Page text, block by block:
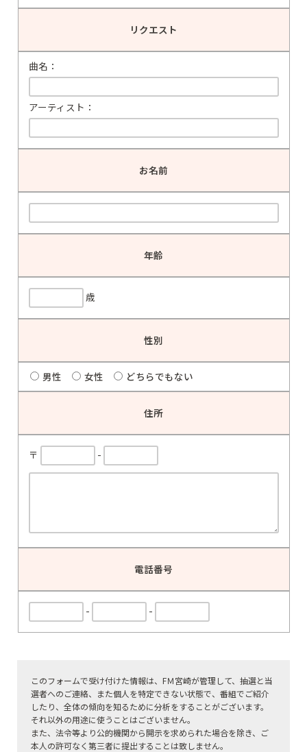
リクエスト
曲名：
アーティスト：
お名前
年齢
歳
性別
男性 女性 どちらでもない
住所
〒 -
電話番号
- -
このフォームで受け付けた情報は、FＭ宮崎が管理して、抽選と当
選者へのご連絡、また個人を特定できない状態で、番組でご紹介
したり、全体の傾向を知るために分析をすることがございます。
それ以外の用途に使うことはございません。
また、法令等より公的機関から開示を求められた場合を除き、ご
本人の許可なく第三者に提出することは致しません。